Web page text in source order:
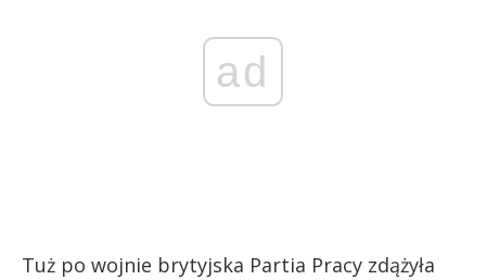
ad
Tuż po wojnie brytyjska Partia Pracy zdążyła